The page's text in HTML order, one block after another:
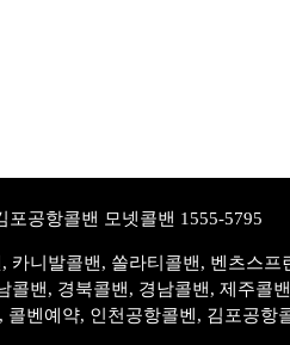
니발콜밴, 쏠라티콜밴, 벤츠스
밴, 경북콜밴, 경남콜밴, 제주콜
벤예약, 인천공항콜벤, 김포공항